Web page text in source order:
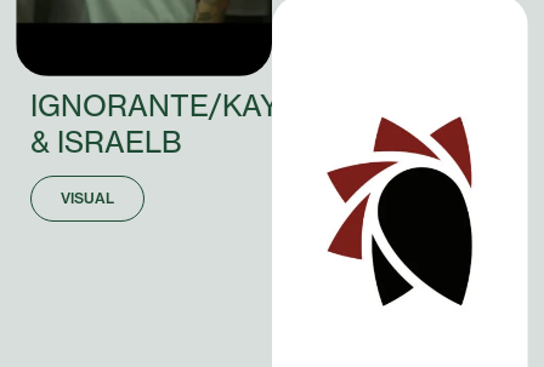
IGNORANTE/KAYDYCAIN
& ISRAELB
VISUAL